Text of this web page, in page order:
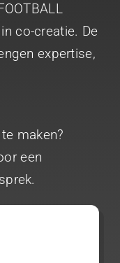
co-creatie. De
expertise,
maken?
een